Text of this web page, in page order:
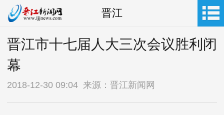
晋江
晋江市十七届人大三次会议胜利闭
幕
2018-12-30 09:04 来源：晋江新闻网